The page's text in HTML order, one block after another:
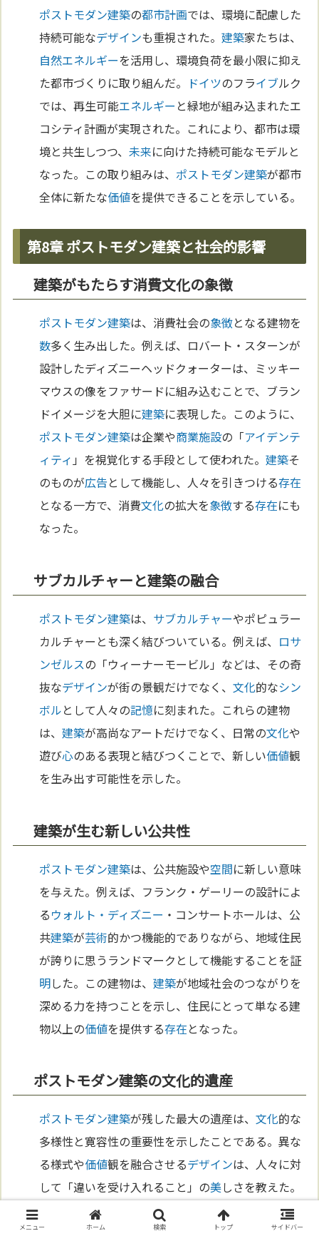
ポストモダン建築の都市計画では、環境に配慮した
持続可能なデザインも重視された。建築家たちは、
自然エネルギーを活用し、環境負荷を最小限に抑え
た都市づくりに取り組んだ。 ドイツのフライブルク
では、再生可能エネルギー と緑地が組み込まれたエ
コシティ計画が実現された。これにより、都市は環
境と共生しつつ、未来に向けた持続可能なモデルと
なった。この取り組みは、 ポストモダン建築が都市
全体に新たな価値を提供できることを示している。
第8章 ポストモダン建築と社会的影響
建築がもたらす消費文化の象徴
ポストモダン建築は、消費社会の象徴となる建物を
数多く生み出した。例えば、ロバート・スターンが
設計したディズニーヘッドクォーターは、ミッキー
マウスの像をファサードに組み込むことで、ブラン
ドイメージを大胆に建築に表現した。このように、
ポストモダン建築は企業や商業施設の「アイデンテ
ィティ 」を視覚化する手段として使われた。建築そ
のものが広告として機能し、人々を引きつける存在
となる一方で、消費文化の拡大を象徴する存在にも
なった。
サブカルチャーと建築の融合
ポストモダン建築は、 サブカルチャーやポピュラー
カルチャーとも深く結びついている。例えば、 ロサ
ンゼルスの「ウィーナーモービル」などは、その奇
抜なデザインが街の景観だけでなく、文化的なシン
ボルとして人々の記憶に刻まれた。これらの建物
は、建築が高尚なアートだけでなく、日常の文化や
遊び心のある表現と結びつくことで、新しい価値観
を生み出す可能性を示した。
建築が生む新しい公共性
ポストモダン建築は、公共施設や空間に新しい意味
を与えた。例えば、フランク・ゲーリーの設計によ
るウォルト・ディズニー ・コンサートホールは、公
共建築が芸術的かつ機能的でありながら、地域住民
が誇りに思うランドマークとして機能することを証
明した。この建物は、建築が地域社会のつながりを
深める力を持つことを示し、住民にとって単なる建
物以上の価値を提供する存在となった。
ポストモダン建築の文化的遺産
ポストモダン建築が残した最大の遺産は、文化的な
多様性と寛容性の重要性を示したことである。異な
る様式や価値観を融合させるデザインは、人々に対
して「違いを受け入れること」の美しさを教えた。
例えば、マイケル・グレイヴ 建築
では、装飾と
メニュー ホーム 検索 トップ サイドバー